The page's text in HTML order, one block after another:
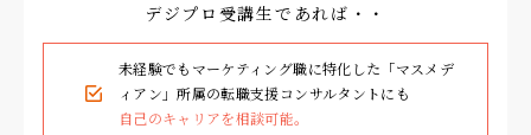
株式会社CARTA
COMMUNICATIONS（旧 サイバーコミュ
ニケーションズ）
デジプロ受講生であれば・・
未経験でもマーケティング職に特化した「マスメデ
ィアン」所属の転職支援コンサルタントにも
自己のキャリアを相談可能。